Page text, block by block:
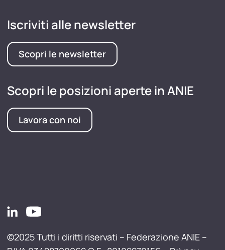
Iscriviti alle newsletter
Scopri le newsletter
Scopri le posizioni aperte in ANIE
Lavora con noi
©2025 Tutti i diritti riservati – Federazione ANIE –